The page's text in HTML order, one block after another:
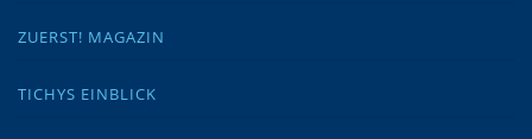
ZUERST! MAGAZIN
TICHYS EINBLICK